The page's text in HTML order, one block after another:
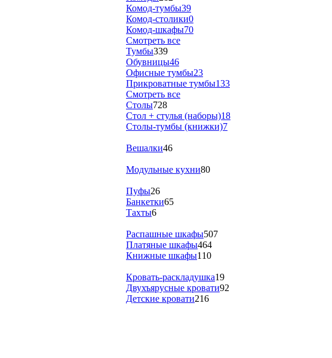
Комод-тумбы39
Комод-столики0
Комод-шкафы70
Смотреть все
Тумбы339
Обувницы46
Офисные тумбы23
Прикроватные тумбы133
Смотреть все
Столы728
Стол + стулья (наборы)18
Столы-тумбы (книжки)7
Вешалки46
Модульные кухни80
Пуфы26
Банкетки65
Тахты6
Распашные шкафы507
Платяные шкафы464
Книжные шкафы110
Кровать-раскладушка19
Двухъярусные кровати92
Детские кровати216